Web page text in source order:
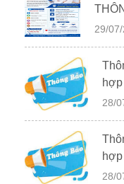
29/
28/
28/